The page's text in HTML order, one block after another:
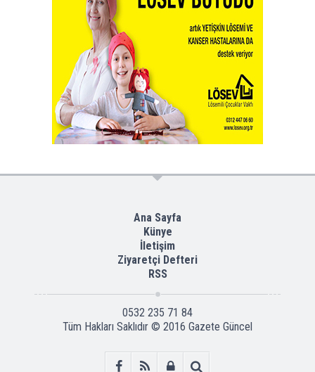
Ana Sayfa
Künye
İletişim
Ziyaretçi Defteri
RSS
0532 235 71 84
Tüm Hakları Saklıdır © 2016 Gazete Güncel